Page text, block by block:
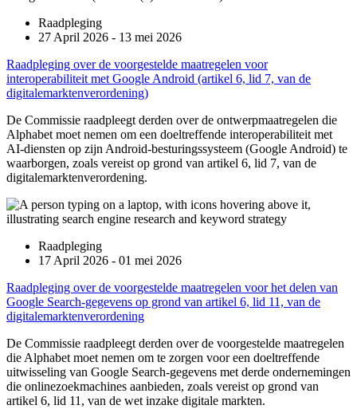
Raadpleging
27 April 2026 - 13 mei 2026
Raadpleging over de voorgestelde maatregelen voor
interoperabiliteit met Google Android (artikel 6, lid 7, van de
digitalemarktenverordening)
De Commissie raadpleegt derden over de ontwerpmaatregelen die
Alphabet moet nemen om een doeltreffende interoperabiliteit met
AI-diensten op zijn Android-besturingssysteem (Google Android) te
waarborgen, zoals vereist op grond van artikel 6, lid 7, van de
digitalemarktenverordening.
Raadpleging
17 April 2026 - 01 mei 2026
Raadpleging over de voorgestelde maatregelen voor het delen van
Google Search-gegevens op grond van artikel 6, lid 11, van de
digitalemarktenverordening
De Commissie raadpleegt derden over de voorgestelde maatregelen
die Alphabet moet nemen om te zorgen voor een doeltreffende
uitwisseling van Google Search-gegevens met derde ondernemingen
die onlinezoekmachines aanbieden, zoals vereist op grond van
artikel 6, lid 11, van de wet inzake digitale markten.